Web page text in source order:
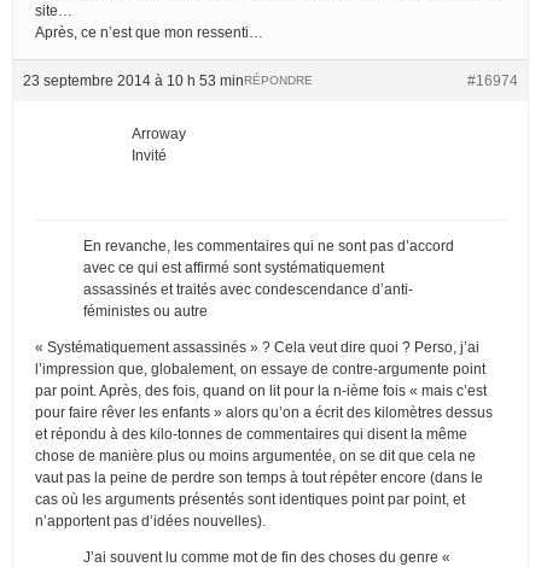
site…
Après, ce n’est que mon ressenti…
23 septembre 2014 à 10 h 53 min #16974
RÉPONDRE
Arroway
Invité
En revanche, les commentaires qui ne sont pas d’accord
avec ce qui est affirmé sont systématiquement
assassinés et traités avec condescendance d’anti-
féministes ou autre
« Systématiquement assassinés » ? Cela veut dire quoi ? Perso, j’ai
l’impression que, globalement, on essaye de contre-argumente point
par point. Après, des fois, quand on lit pour la n-ième fois « mais c’est
pour faire rêver les enfants » alors qu’on a écrit des kilomètres dessus
et répondu à des kilo-tonnes de commentaires qui disent la même
chose de manière plus ou moins argumentée, on se dit que cela ne
vaut pas la peine de perdre son temps à tout répéter encore (dans le
cas où les arguments présentés sont identiques point par point, et
n’apportent pas d’idées nouvelles).
J’ai souvent lu comme mot de fin des choses du genre «